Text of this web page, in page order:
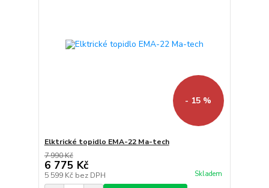
- 15 %
Elktrické topidlo EMA-22 Ma-tech
7 990 Kč
6 775 Kč
5 599 Kč bez DPH Skladem